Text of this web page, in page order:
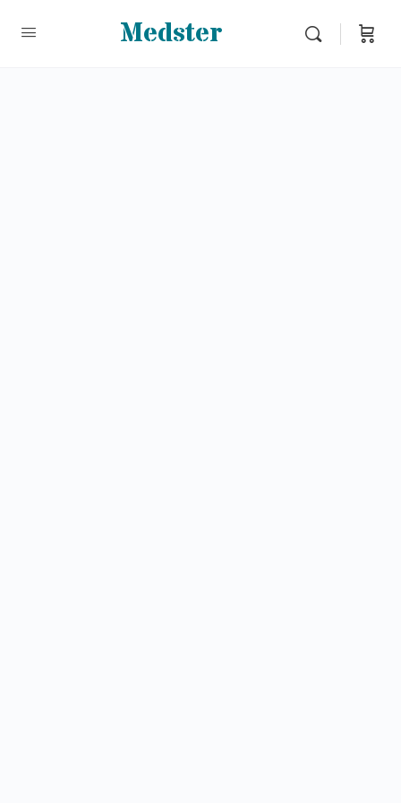
Medster